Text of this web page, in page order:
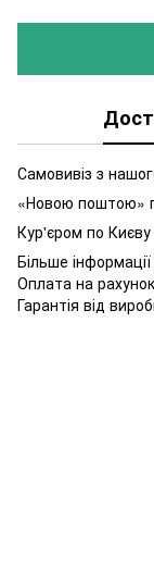
Самовивіз з
«Новою поштою»
Кур'єром по
Більше
Оплата на
Гарантія від